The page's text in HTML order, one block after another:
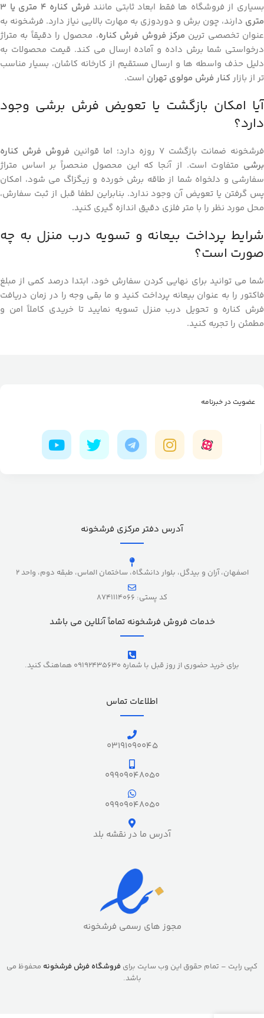
بسیاری از فروشگاه‌ ها فقط ابعاد ثابتی مانند
فرش کناره ۴ متری یا ۳
متری دارند، چون برش و دوردوزی به مهارت بالایی نیاز دارد. فرشخونه به
عنوان تخصصی ‌ترین مرکز فروش فرش کناره، محصول را دقیقاً به متراژ
درخواستی شما برش داده و آماده ارسال می‌ کند. قیمت محصولات به
دلیل حذف واسطه ‌ها و ارسال مستقیم از کارخانه کاشان، بسیار مناسب‌
تر از بازار کنار فرش مولوی تهران است.
آیا امکان بازگشت یا تعویض فرش برشی وجود
دارد؟
فرشخونه ضمانت بازگشت ۷ روزه دارد؛ اما قوانین
فروش فرش کناره
برشی متفاوت است. از آنجا که این محصول منحصراً بر اساس متراژ
سفارشی و دلخواه شما از طاقه برش خورده و زیگزاگ می‌ شود، امکان
پس گرفتن یا تعویض آن وجود ندارد. بنابراین لطفا قبل از ثبت سفارش،
محل مورد نظر را با متر فلزی دقیق اندازه‌ گیری کنید.
شرایط پرداخت بیعانه و تسویه درب منزل به چه
صورت است؟
شما می ‌توانید برای نهایی کردن سفارش خود، ابتدا درصد کمی از مبلغ
فاکتور را به عنوان بیعانه پرداخت کنید و ما بقی وجه را در زمان دریافت
فرش کناره و تحویل درب منزل تسویه نمایید تا خریدی کاملاً امن و
مطمئن را تجربه کنید.
عضویت در خبرنامه
آدرس دفتر مرکزی فرشخونه
اصفهان، آران و بیدگل، بلوار دانشگاه، ساختمان الماس، طبقه دوم، واحد 2
کد پستی: 8741114066
خدمات فروش فرشخونه تماماً آنلاین می باشد
برای خرید حضوری از روز قبل با شماره 09192435630 هماهنگ کنید.
اطلاعات تماس
03191090045
09909048050
09909048050
آدرس ما در نقشه بلد
مجوز های رسمی فرشخونه
کپی رایت – تمام حقوق این وب سایت برای فروشگاه فرش فرشخونه محفوظ می
باشد.